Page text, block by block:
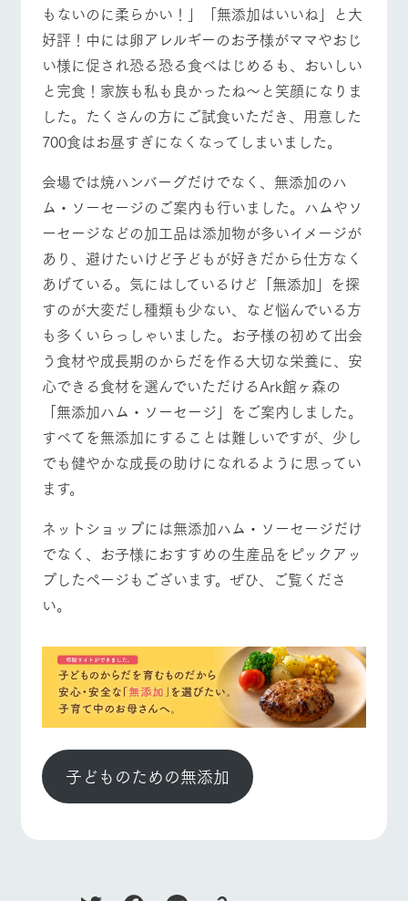
もないのに柔らかい！」「無添加はいいね」と大
好評！中には卵アレルギーのお子様がママやおじ
い様に促され恐る恐る食べはじめるも、おいしい
と完食！家族も私も良かったね～と笑顔になりま
した。たくさんの方にご試食いただき、用意した
700食はお昼すぎになくなってしまいました。
会場では焼ハンバーグだけでなく、無添加のハ
ム・ソーセージのご案内も行いました。ハムやソ
ーセージなどの加工品は添加物が多いイメージが
あり、避けたいけど子どもが好きだから仕方なく
あげている。気にはしているけど「無添加」を探
すのが大変だし種類も少ない、など悩んでいる方
も多くいらっしゃいました。お子様の初めて出会
う食材や成長期のからだを作る大切な栄養に、安
心できる食材を選んでいただけるArk館ヶ森の
「無添加ハム・ソーセージ」をご案内しました。
すべてを無添加にすることは難しいですが、少し
でも健やかな成長の助けになれるように思ってい
ます。
ネットショップには無添加ハム・ソーセージだけ
でなく、お子様におすすめの生産品をピックアッ
プしたページもございます。ぜひ、ご覧くださ
い。
子どものための無添加